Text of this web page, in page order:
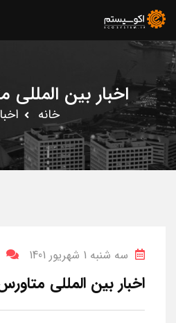
اخبار بین المللی
خانه
سه شنبه 1 شهریور 1401
اخبار بین المللی متاورس